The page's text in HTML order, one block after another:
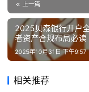
上一篇
2025贝森银行开户
者资产合规布局必读
2025年10月31日 下午9:57
相关推荐